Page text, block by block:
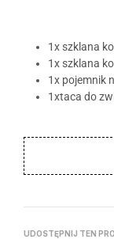
1x szklana
1x szklana
1x pojemnik
1xtaca do
UDOSTĘPNIJ TEN